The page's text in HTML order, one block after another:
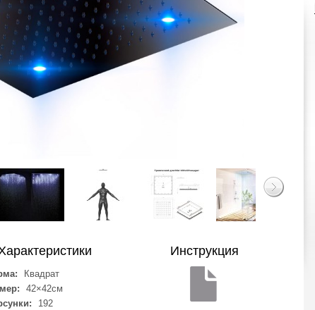
Квадрат
42×42см
192
Инструкция